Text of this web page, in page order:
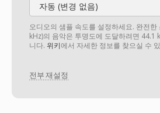
자동 (변경 없음)
오디오의 샘플 속도를 설정하세요. 완전
kHz)의 음악은 투명도에 도달하려면 44.1
니다. 위키에서 자세한 정보를 찾으실 수
전부 재설정